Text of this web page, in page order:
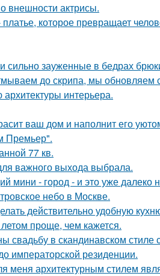
внешности актрисы.
которое превращает
зауженные в бедрах
до скрипа, мы обновляем
интерьера.
ваш дом и наполнит его
Премьер".
77 кв.
важного выхода выбрала.
мини - город - и это уже далеко
небо в Москве.
действительно удобную
проще, чем кажется.
свадьбу в скандинавском стиле
императорской резиденции.
меня архитектурным стилем